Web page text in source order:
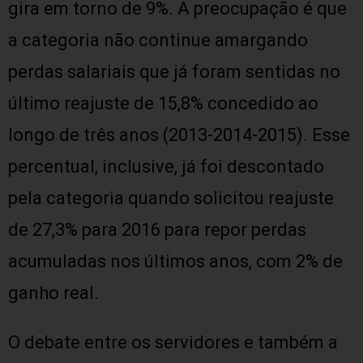
gira em torno de 9%. A preocupação é que
a categoria não continue amargando
perdas salariais que já foram sentidas no
último reajuste de 15,8% concedido ao
longo de três anos (2013-2014-2015). Esse
percentual, inclusive, já foi descontado
pela categoria quando solicitou reajuste
de 27,3% para 2016 para repor perdas
acumuladas nos últimos anos, com 2% de
ganho real.
O debate entre os servidores e também a